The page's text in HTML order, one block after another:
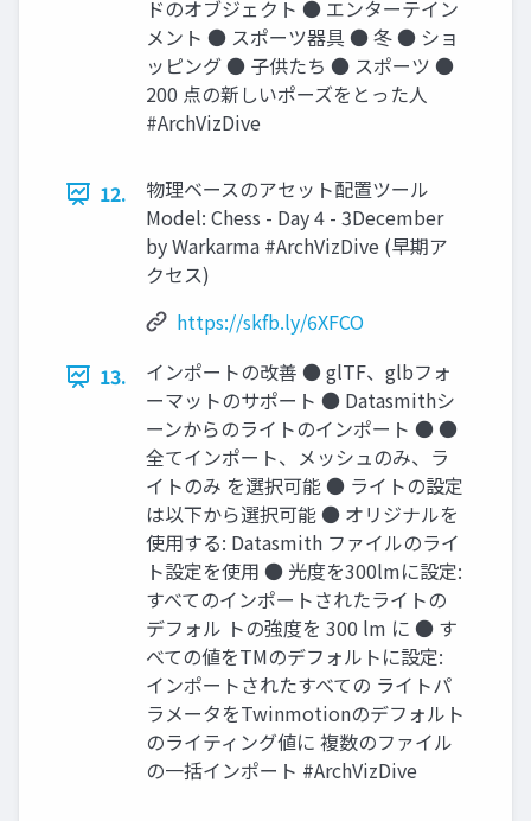
ドのオブジェクト ● エンターテイン
メント ● スポーツ器具 ● 冬 ● ショ
ッピング ● 子供たち ● スポーツ ●
200 点の新しいポーズをとった人
#ArchVizDive
12.
物理ベースのアセット配置ツール
Model: Chess - Day 4 - 3December
by Warkarma #ArchVizDive (早期ア
クセス)
https://skfb.ly/6XFCO
13.
インポートの改善 ● glTF、glbフォ
ーマットのサポート ● Datasmithシ
ーンからのライトのインポート ● ●
全てインポート、メッシュのみ、ラ
イトのみ を選択可能 ● ライトの設定
は以下から選択可能 ● オリジナルを
使用する: Datasmith ファイルのライ
ト設定を使用 ● 光度を300lmに設定:
すべてのインポートされたライトの
デフォル トの強度を 300 lm に ● す
べての値をTMのデフォルトに設定:
インポートされたすべての ライトパ
ラメータをTwinmotionのデフォルト
のライティング値に 複数のファイル
の一括インポート #ArchVizDive